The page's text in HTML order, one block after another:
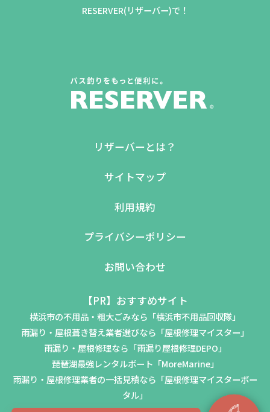
RESERVER(リザーバー)で！
リザーバーとは？
サイトマップ
利用規約
プライバシーポリシー
お問い合わせ
【PR】おすすめサイト
横浜市の不用品・粗大ごみなら「横浜市不用品回収隊」
雨漏り・屋根葺き替え業者選びなら「屋根修理マイスター」
雨漏り・屋根修理なら「雨漏り屋根修理DEPO」
琵琶湖最強レンタルボート「MoreMarine」
雨漏り・屋根修理業者の一括見積なら「屋根修理マイスターポー
タル」